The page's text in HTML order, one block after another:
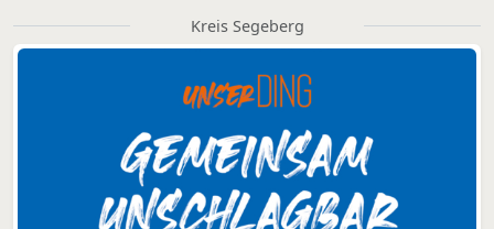
Kreis Segeberg